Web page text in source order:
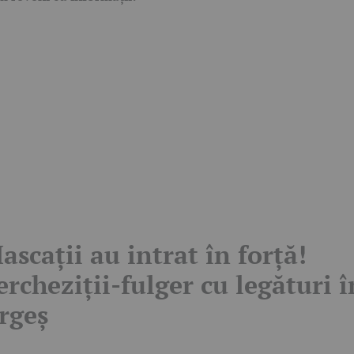
au intrat în forță!
fulger cu legături